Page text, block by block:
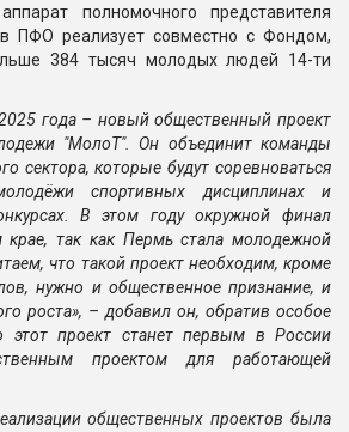
полномочного представителя
ПФО реализует совместно с Фондом,
384 тысяч молодых людей 14-ти
года – новый общественный проект
"МолоТ". Он объединит команды
сектора, которые будут соревноваться
спортивных дисциплинах и
В этом году окружной финал
так как Пермь стала молодежной
что такой проект необходим, кроме
нужно и общественное признание, и
роста», – добавил он, обратив особое
этот проект станет первым в России
проектом для работающей
общественных проектов была